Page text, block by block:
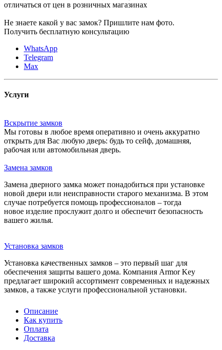
отличаться от цен в розничных магазинах
Не знаете какой у вас замок? Пришлите нам фото.
Получить бесплатную консультацию
WhatsApp
Telegram
Max
Услуги
Вскрытие замков
Мы готовы в любое время оперативно и очень аккуратно
открыть для Вас любую дверь: будь то сейф, домашняя,
рабочая или автомобильная дверь.
Замена замков
Замена дверного замка может понадобиться при установке
новой двери или неисправности старого механизма. В этом
случае потребуется помощь профессионалов – тогда
новое изделие прослужит долго и обеспечит безопасность
вашего жилья.
Установка замков
Установка качественных замков – это первый шаг для
обеспечения защиты вашего дома. Компания Armor Key
предлагает широкий ассортимент современных и надежных
замков, а также услуги профессиональной установки.
Описание
Как купить
Оплата
Доставка